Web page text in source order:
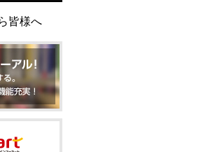
皆様へ